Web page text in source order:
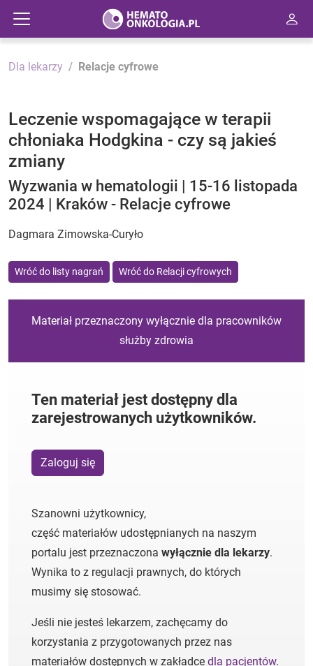
Dla lekarzy Relacje cyfrowe
Leczenie wspomagające w terapii
chłoniaka Hodgkina - czy są jakieś
zmiany
Wyzwania w hematologii | 15-16 listopada
2024 | Kraków - Relacje cyfrowe
Dagmara Zimowska-Curyło
Wróć do listy nagrań Wróć do Relacji cyfrowych
Materiał przeznaczony wyłącznie dla pracowników
służby zdrowia
Ten materiał jest dostępny dla
zarejestrowanych użytkowników.
Zaloguj się
Szanowni użytkownicy,
część materiałów udostępnianych na naszym
portalu jest przeznaczona wyłącznie dla lekarzy.
Wynika to z regulacji prawnych, do których
musimy się stosować.
Jeśli nie jesteś lekarzem, zachęcamy do
korzystania z przygotowanych przez nas
materiałów dostępnych w zakładce dla pacjentów.